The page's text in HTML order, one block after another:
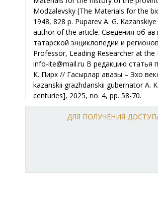
ДЛЯ ПОЛУЧЕНИЯ